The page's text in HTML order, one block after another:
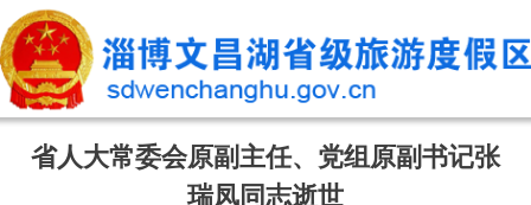
省人大常委会原副主任、党组原副书记张
瑞凤同志逝世